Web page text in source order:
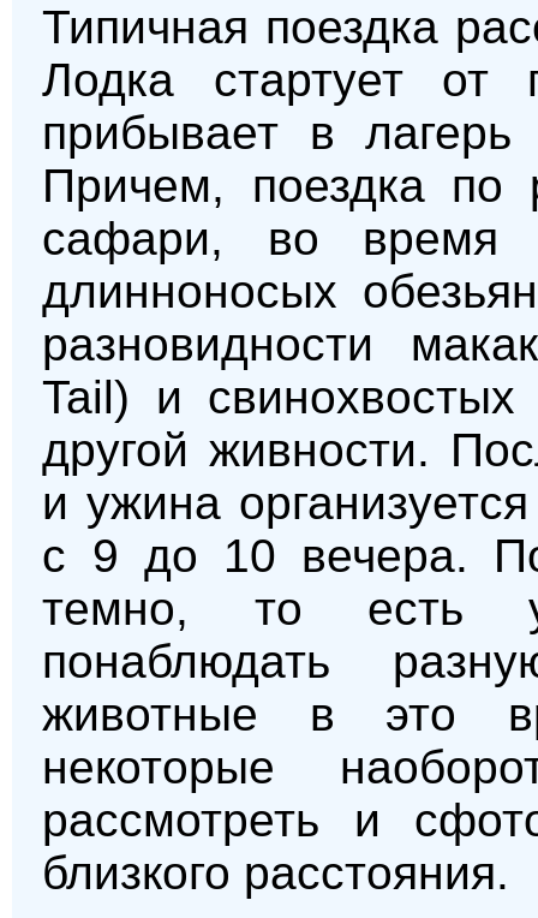
Типичная поездка
Лодка стартует от
прибывает в
Причем, поездка
сафари, во время
длинноносых
разновидности
Tail) и
другой живности.
и ужина
с 9 до 10 вечера.
темно, то есть
понаблюдать
животные в это
некоторые
рассмотреть и
близкого расстояния.